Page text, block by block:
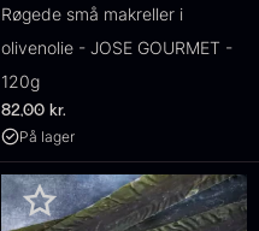
Røgede små makreller i
olivenolie - JOSE GOURMET -
120g
82,00 kr.
På lager